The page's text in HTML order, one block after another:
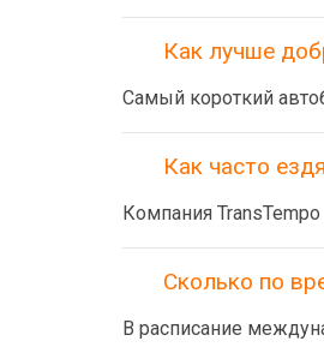
Как лучше
Самый короткий
Как часто
Компания
Сколько по
В расписание